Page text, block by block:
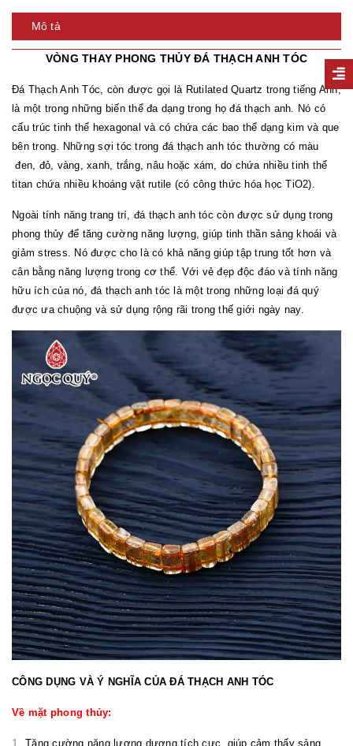
Mô tả
VÒNG THAY PHONG THỦY ĐÁ THẠCH ANH TÓC
Đá Thạch Anh Tóc, còn được gọi là Rutilated Quartz trong tiếng Anh,
là một trong những biến thể đa dạng trong họ đá thạch anh. Nó có
cấu trúc tinh thể hexagonal và có chứa các bao thể dạng kim và que
bên trong. Những sợi tóc trong đá thạch anh tóc thường có màu
đen, đỏ, vàng, xanh, trắng, nâu hoặc xám, do chứa nhiều tinh thể
titan chứa nhiều khoáng vật rutile (có công thức hóa học TiO2).
Ngoài tính năng trang trí, đá thạch anh tóc còn được sử dụng trong
phong thủy để tăng cường năng lượng, giúp tinh thần sảng khoái và
giảm stress. Nó được cho là có khả năng giúp tập trung tốt hơn và
cân bằng năng lượng trong cơ thể. Với vẻ đẹp độc đáo và tính năng
hữu ích của nó, đá thạch anh tóc là một trong những loại đá quý
được ưa chuộng và sử dụng rộng rãi trong thế giới ngày nay.
CÔNG DỤNG VÀ Ý NGHĨA CỦA ĐÁ THẠCH ANH TÓC
Về mặt phong thủy:
Tăng cường năng lượng dương tích cực, giúp cảm thấy sảng